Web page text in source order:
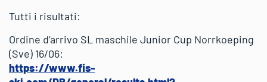
Tutti i risultati:
Ordine d’arrivo SL maschile Junior Cup Norrkoeping
(Sve) 16/06:
https://www.fis-